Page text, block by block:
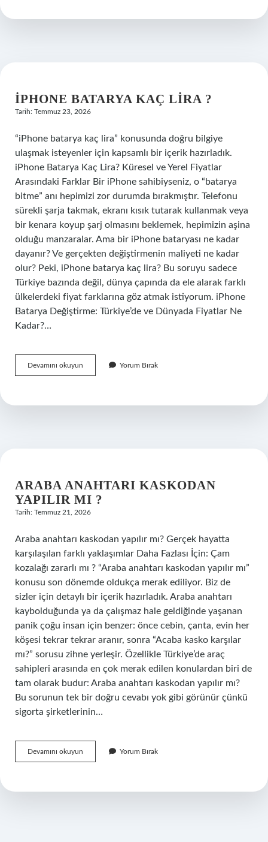
kadar
IPHONE BATARYA KAÇ LIRA ?
Tarih: Temmuz 23, 2026
“iPhone batarya kaç lira” konusunda doğru bilgiye
ulaşmak isteyenler için kapsamlı bir içerik hazırladık.
iPhone Batarya Kaç Lira? Küresel ve Yerel Fiyatlar
Arasındaki Farklar Bir iPhone sahibiyseniz, o “batarya
bitme” anı hepimizi zor durumda bırakmıştır. Telefonu
sürekli şarja takmak, ekranı kısık tutarak kullanmak veya
bir kenara koyup şarj olmasını beklemek, hepimizin aşina
olduğu manzaralar. Ama bir iPhone bataryası ne kadar
dayanır? Ve gerçekten değiştirmenin maliyeti ne kadar
olur? Peki, iPhone batarya kaç lira? Bu soruyu sadece
Türkiye bazında değil, dünya çapında da ele alarak farklı
ülkelerdeki fiyat farklarına göz atmak istiyorum. iPhone
Batarya Değiştirme: Türkiye’de ve Dünyada Fiyatlar Ne
Kadar?…
Devamını okuyun
batarya
?
Yorum Bırak
ARABA ANAHTARI KASKODAN
YAPILIR MI ?
Tarih: Temmuz 21, 2026
Araba anahtarı kaskodan yapılır mı? Gerçek hayatta
karşılaşılan farklı yaklaşımlar Daha Fazlası İçin: Çam
kozalağı zararlı mı ? “Araba anahtarı kaskodan yapılır mı”
konusu son dönemde oldukça merak ediliyor. Biz de
sizler için detaylı bir içerik hazırladık. Araba anahtarı
kaybolduğunda ya da çalışmaz hale geldiğinde yaşanan
panik çoğu insan için benzer: önce cebin, çanta, evin her
köşesi tekrar tekrar aranır, sonra “Acaba kasko karşılar
mı?” sorusu zihne yerleşir. Özellikle Türkiye’de araç
sahipleri arasında en çok merak edilen konulardan biri de
tam olarak budur: Araba anahtarı kaskodan yapılır mı?
Bu sorunun tek bir doğru cevabı yok gibi görünür çünkü
sigorta şirketlerinin…
Devamını okuyun
anahtarı
mı
Yorum Bırak